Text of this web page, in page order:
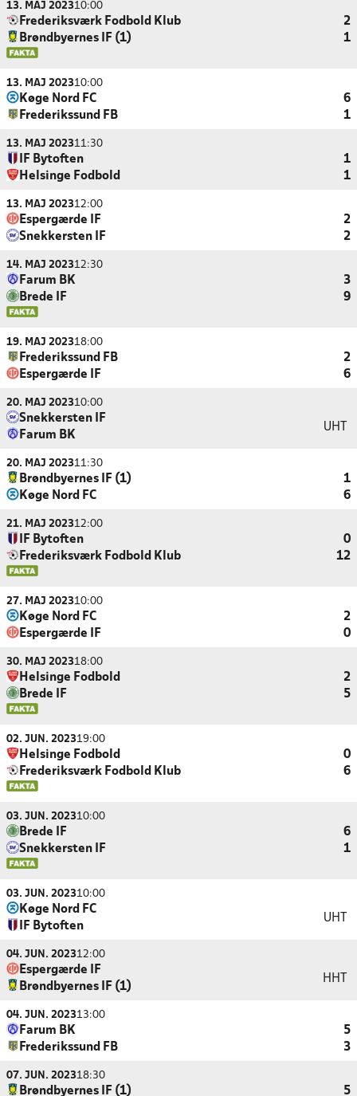
13. MAJ 202310:00
Frederiksværk Fodbold Klub
2
Brøndbyernes IF (1)
1
13. MAJ 202310:00
Køge Nord FC
6
Frederikssund FB
1
13. MAJ 202311:30
IF Bytoften
1
Helsinge Fodbold
1
13. MAJ 202312:00
Espergærde IF
2
Snekkersten IF
2
14. MAJ 202312:30
Farum BK
3
Brede IF
9
19. MAJ 202318:00
Frederikssund FB
2
Espergærde IF
6
20. MAJ 202310:00
Snekkersten IF
Farum BK
UHT
20. MAJ 202311:30
Brøndbyernes IF (1)
1
Køge Nord FC
6
21. MAJ 202312:00
IF Bytoften
0
Frederiksværk Fodbold Klub
12
27. MAJ 202310:00
Køge Nord FC
2
Espergærde IF
0
30. MAJ 202318:00
Helsinge Fodbold
2
Brede IF
5
02. JUN. 202319:00
Helsinge Fodbold
0
Frederiksværk Fodbold Klub
6
03. JUN. 202310:00
Brede IF
6
Snekkersten IF
1
03. JUN. 202310:00
Køge Nord FC
IF Bytoften
UHT
04. JUN. 202312:00
Espergærde IF
Brøndbyernes IF (1)
HHT
04. JUN. 202313:00
Farum BK
5
Frederikssund FB
3
07. JUN. 202318:30
Brøndbyernes IF (1)
5